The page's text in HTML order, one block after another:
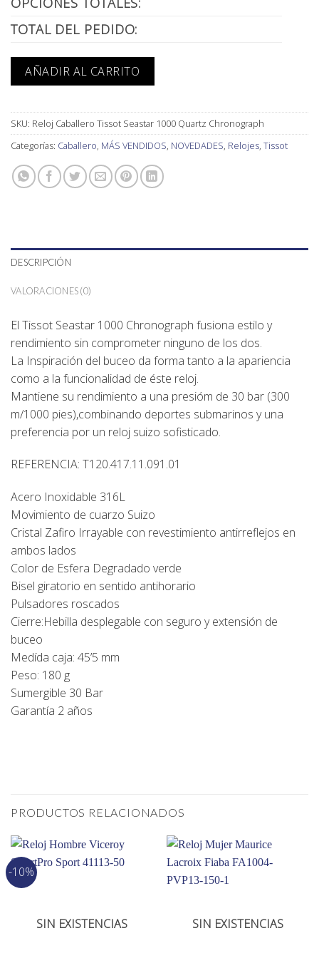
TOTAL DEL PEDIDO:
AÑADIR AL CARRITO
SKU: Reloj Caballero Tissot Seastar 1000 Quartz Chronograph
Categorías: Caballero, MÁS VENDIDOS, NOVEDADES, Relojes, Tissot
DESCRIPCIÓN
VALORACIONES (0)
El Tissot Seastar 1000 Chronograph fusiona estilo y
rendimiento sin comprometer ninguno de los dos.
La Inspiración del buceo da forma tanto a la apariencia
como a la funcionalidad de éste reloj.
Mantiene su rendimiento a una presióm de 30 bar (300
m/1000 pies),combinando deportes submarinos y una
preferencia por un reloj suizo sofisticado.
REFERENCIA: T120.417.11.091.01
Acero Inoxidable 316L
Movimiento de cuarzo Suizo
Cristal Zafiro Irrayable con revestimiento antirreflejos en
ambos lados
Color de Esfera Degradado verde
Bisel giratorio en sentido antihorario
Pulsadores roscados
Cierre:Hebilla desplegable con seguro y extensión de
buceo
Medída caja: 45’5 mm
Peso: 180 g
Sumergible 30 Bar
Garantía 2 años
PRODUCTOS RELACIONADOS
-10%
SIN EXISTENCIAS SIN EXISTENCIAS